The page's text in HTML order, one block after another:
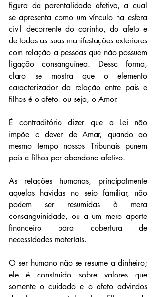
figura da parentalidade afetiva, a qual
se apresenta como um vínculo na esfera
civil decorrente do carinho, do afeto e
de todas as suas manifestações exteriores
com relação a pessoas que não possuem
ligação consanguínea. Dessa forma,
claro se mostra que o elemento
caracterizador da relação entre pais e
filhos é o afeto, ou seja, o Amor.
É contraditório dizer que a Lei não
impõe o dever de Amar, quando ao
mesmo tempo nossos Tribunais punem
pais e filhos por abandono afetivo.
As relações humanas, principalmente
aquelas havidas no seio familiar, não
podem ser resumidas à mera
consanguinidade, ou a um mero aporte
financeiro para cobertura de
necessidades materiais.
O ser humano não se resume a dinheiro;
ele é construído sobre valores que
somente o cuidado e o afeto advindos